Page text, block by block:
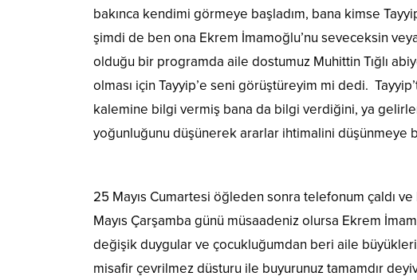
bakınca kendimi görmeye başladım, bana kimse
şimdi de ben ona Ekrem İmamoğlu’nu seveceksin
olduğu bir programda aile dostumuz Muhittin Tığlı
olması için Tayyip’e seni görüştüreyim mi dedi.
kalemine bilgi vermiş bana da bilgi verdiğini, ya
yoğunluğunu düşünerek ararlar ihtimalini düşünmeye
25 Mayıs Cumartesi öğleden sonra telefonum çaldı
Mayıs Çarşamba günü müsaadeniz olursa Ekrem
değişik duygular ve çocukluğumdan beri aile
misafir çevrilmez düsturu ile buyurunuz tamamdır